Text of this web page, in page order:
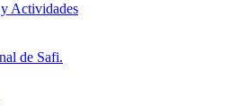
Actividades
de Safi.